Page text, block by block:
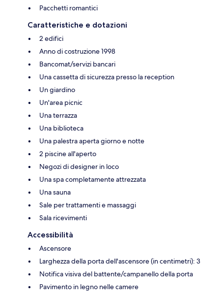
Pacchetti romantici
Caratteristiche e dotazioni
2 edifici
Anno di costruzione 1998
Bancomat/servizi bancari
Una cassetta di sicurezza presso la reception
Un giardino
Un'area picnic
Una terrazza
Una biblioteca
Una palestra aperta giorno e notte
2 piscine all'aperto
Negozi di designer in loco
Una spa completamente attrezzata
Una sauna
Sale per trattamenti e massaggi
Sala ricevimenti
Accessibilità
Ascensore
Larghezza della porta dell'ascensore (in centimetri): 3
Notifica visiva del battente/campanello della porta
Pavimento in legno nelle camere